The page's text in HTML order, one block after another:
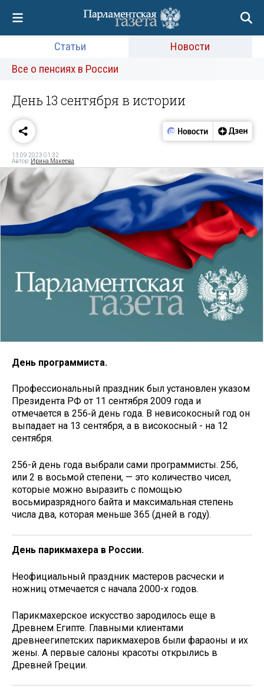
Статьи
Новости
Все о пенсиях в России
День 13 сентября в истории
13.09.2023 01:32
Автор: Ирина Макеева
День программиста.
Профессиональный праздник был установлен указом
Президента РФ от 11 сентября 2009 года и
отмечается в 256‑й день года. В невисокосный год он
выпадает на 13 сентября, а в високосный - на 12
сентября.
256-й день года выбрали сами программисты. 256,
или 2 в восьмой степени, — это количество чисел,
которые можно выразить с помощью
восьмиразрядного байта и максимальная степень
числа два, которая меньше 365 (дней в году).
День парикмахера в России.
Неофициальный праздник мастеров расчески и
ножниц отмечается с начала 2000-х годов.
Парикмахерское искусство зародилось еще в
Древнем Египте. Главными клиентами
древнеегипетских парикмахеров были фараоны и их
жены. А первые салоны красоты открылись в
Древней Греции.